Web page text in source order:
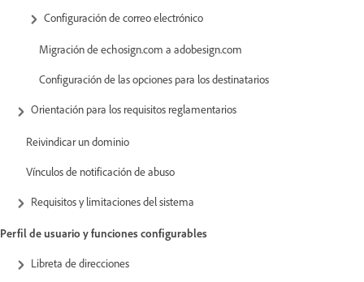
Configuración de correo electrónico
Migración de echosign.com a adobesign.com
Configuración de las opciones para los destinatarios
Orientación para los requisitos reglamentarios
Reivindicar un dominio
Vínculos de notificación de abuso
Requisitos y limitaciones del sistema
Perfil de usuario y funciones configurables
Libreta de direcciones